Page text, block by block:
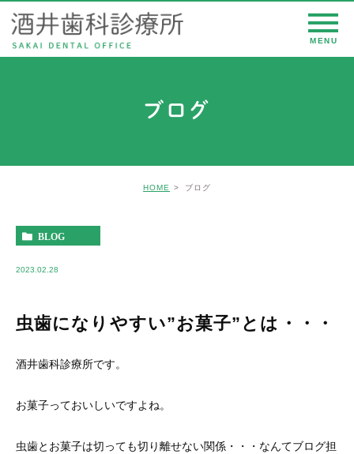
ブログ
HOME ブログ
BLOG
2023.02.28
虫歯になりやすい”お菓子”とは・・・
酒井歯科診療所です。
お菓子っておいしいですよね。
虫歯とお菓子は切っても切り離せない関係・・・なんてブログ担